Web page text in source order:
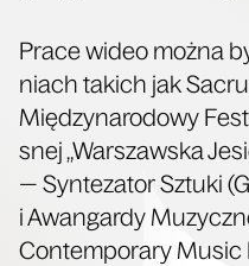
Pra­ce wideo moż­na
niach takich jak
Mię­dzy­na­ro­do­wy
snej „War­szaw­ska
— Syn­te­za­tor Sztu­ki
i Awan­gar­dy
Con­tem­po­ra­ry Music